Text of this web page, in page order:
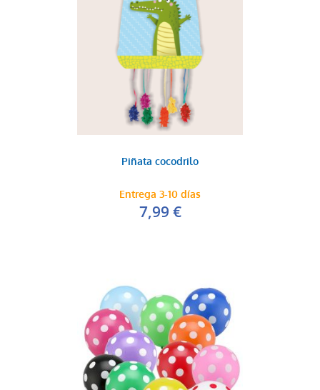
Globo amarillo satín
0,20 €
AÑADIR AL CARRITO
0,20 €
AÑADIR AL CARRITO
Piñata cocodrilo
Entrega 3-10 días
7,99 €